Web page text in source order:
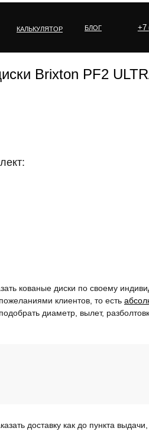
БЛОГ +7
КАЛЬКУЛЯТОР
Brixton PF2
кованые диски по своему
клиентов, то есть
диаметр, вылет,
доставку как до пункта